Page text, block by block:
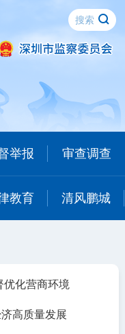
举报 审查调查
教育 清风鹏城
优化营商环境
高质量发展